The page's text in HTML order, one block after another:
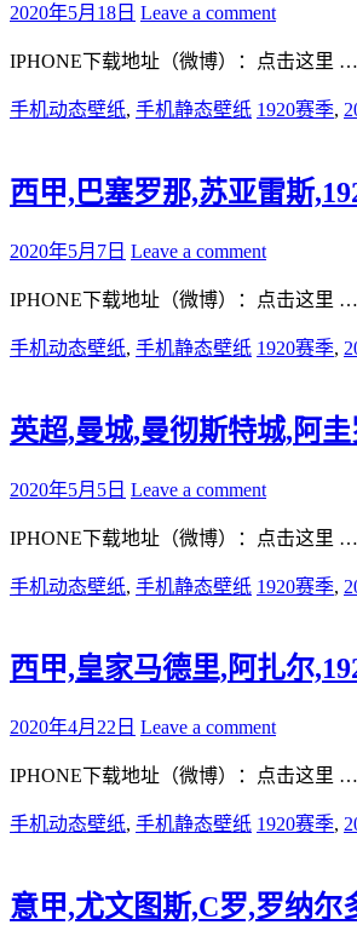
2020年5月18日 Leave a comment
IPHONE下载地址（微博）：点击这里 …
手机动态壁纸, 手机静态壁纸 1920赛季,
西甲,巴塞罗那,苏亚雷斯
2020年5月7日 Leave a comment
IPHONE下载地址（微博）：点击这里 …
手机动态壁纸, 手机静态壁纸 1920赛季,
英超,曼城,曼彻斯特城,阿圭
2020年5月5日 Leave a comment
IPHONE下载地址（微博）：点击这里 …
手机动态壁纸, 手机静态壁纸 1920赛季,
西甲,皇家马德里,阿扎尔
2020年4月22日 Leave a comment
IPHONE下载地址（微博）：点击这里 …
手机动态壁纸, 手机静态壁纸 1920赛季,
意甲,尤文图斯,C罗,罗纳尔